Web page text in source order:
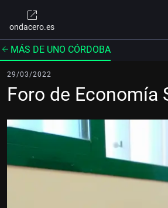
ondacero.es
MÁS DE UNO CÓRDOBA
29/03/2022
Foro de Economía